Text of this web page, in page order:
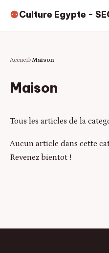
⚉Culture Egypte -
Accueil Maison
Maison
Tous les articles de la
Aucun article dans cette
Revenez bientot !